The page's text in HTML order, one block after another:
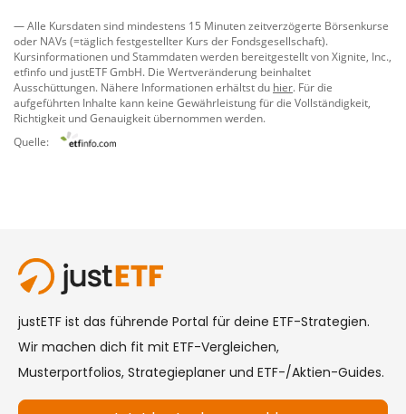
— Alle Kursdaten sind mindestens 15 Minuten zeitverzögerte Börsenkurse
oder NAVs (=täglich festgestellter Kurs der Fondsgesellschaft).
Kursinformationen und Stammdaten werden bereitgestellt vonXignite, Inc.
etfinfo und justETF GmbH. Die Wertveränderung beinhaltet
Ausschüttungen. Nähere Informationen erhältst du hier. Für die
aufgeführten Inhalte kann keine Gewährleistung für die Vollständigkeit,
Richtigkeit und Genauigkeit übernommen werden.
Quelle: